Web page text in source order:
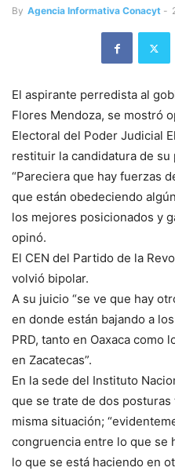
By Agencia Informativa Conacyt -
El aspirante perredista al
Flores Mendoza, se mostró
Electoral del Poder Judicial
restituir la candidatura de su
“Pareciera que hay fuerzas
que están obedeciendo
los mejores posicionados y
opinó.
El CEN del Partido de la
volvió bipolar.
A su juicio “se ve que hay
en donde están bajando a
PRD, tanto en Oaxaca como
en Zacatecas”.
En la sede del Instituto
que se trate de dos
misma situación;
congruencia entre lo que se
lo que se está haciendo en